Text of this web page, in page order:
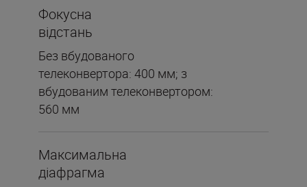
Фокусна
відстань
Без вбудованого
телеконвертора: 400 мм; з
вбудованим телеконвертором:
560 мм
Максимальна
діафрагма